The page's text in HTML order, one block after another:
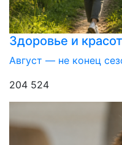
Здоровье и
Август — не конец
204 524